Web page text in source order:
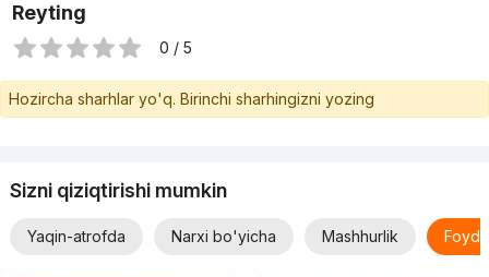
Reyting
0 / 5
Hozircha sharhlar yo'q. Birinchi sharhingizni yozing
Sizni qiziqtirishi mumkin
Yaqin-atrofda Narxi bo'yicha Mashhurlik